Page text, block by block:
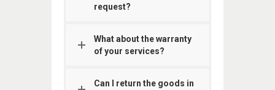
request?
What about the warranty
of your services?
Can I return the goods in